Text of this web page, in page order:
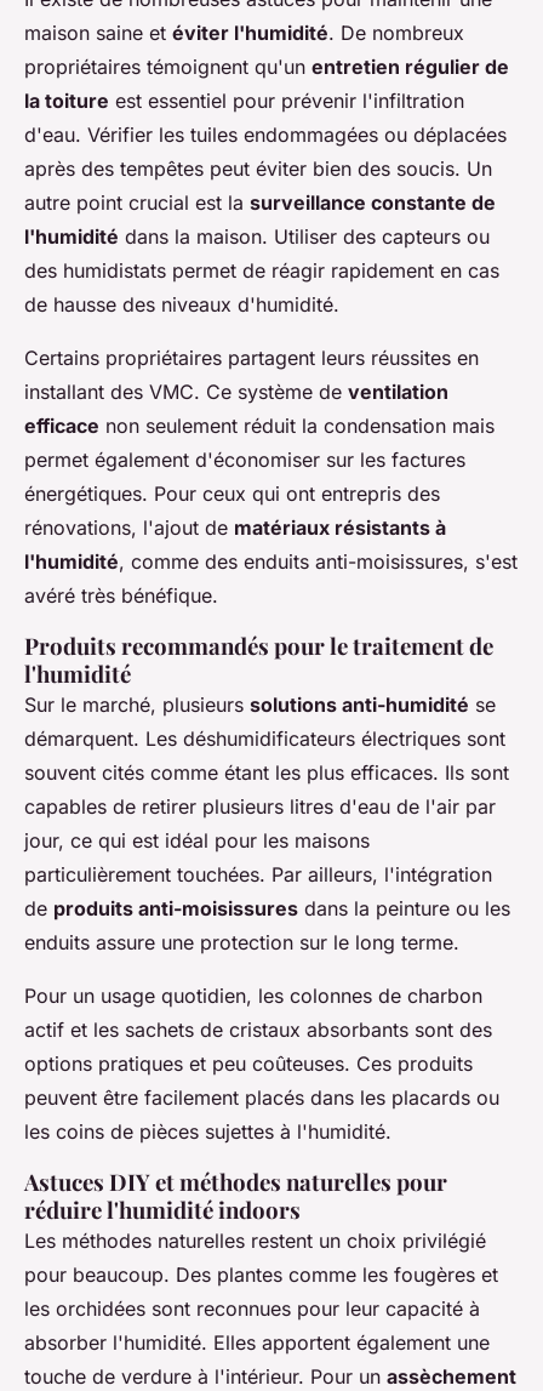
maison saine et éviter l'humidité. De nombreux
propriétaires témoignent qu'un entretien régulier de
la toiture est essentiel pour prévenir l'infiltration
d'eau. Vérifier les tuiles endommagées ou déplacées
après des tempêtes peut éviter bien des soucis. Un
autre point crucial est la surveillance constante de
l'humidité dans la maison. Utiliser des capteurs ou
des humidistats permet de réagir rapidement en cas
de hausse des niveaux d'humidité.
Certains propriétaires partagent leurs réussites en
installant des VMC. Ce système de ventilation
efficace non seulement réduit la condensation mais
permet également d'économiser sur les factures
énergétiques. Pour ceux qui ont entrepris des
rénovations, l'ajout de matériaux résistants à
l'humidité, comme des enduits anti-moisissures, s'est
avéré très bénéfique.
Produits recommandés pour le traitement de
l'humidité
Sur le marché, plusieurs solutions anti-humidité se
démarquent. Les déshumidificateurs électriques sont
souvent cités comme étant les plus efficaces. Ils sont
capables de retirer plusieurs litres d'eau de l'air par
jour, ce qui est idéal pour les maisons
particulièrement touchées. Par ailleurs, l'intégration
de produits anti-moisissures dans la peinture ou les
enduits assure une protection sur le long terme.
Pour un usage quotidien, les colonnes de charbon
actif et les sachets de cristaux absorbants sont des
options pratiques et peu coûteuses. Ces produits
peuvent être facilement placés dans les placards ou
les coins de pièces sujettes à l'humidité.
Astuces DIY et méthodes naturelles pour
réduire l'humidité indoors
Les méthodes naturelles restent un choix privilégié
pour beaucoup. Des plantes comme les fougères et
les orchidées sont reconnues pour leur capacité à
absorber l'humidité. Elles apportent également une
touche de verdure à l'intérieur. Pour un assèchement